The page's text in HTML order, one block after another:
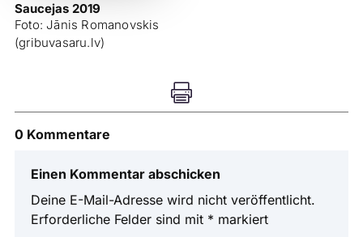
Saucejas 2019
Foto: Jānis Romanovskis
(gribuvasaru.lv)

0 Kommentare
Einen Kommentar abschicken
Deine E-Mail-Adresse wird nicht veröffentlicht.
Erforderliche Felder sind mit * markiert